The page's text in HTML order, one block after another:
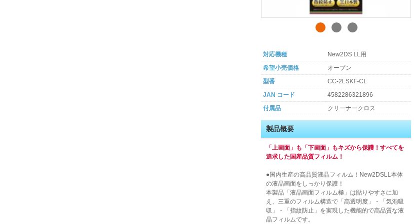
対応機種
New2DS LL用
希望小売価格
オープン
型番
CC-2LSKF-CL
JAN コード
4582286321896
付属品
クリーナークロス
製品概要
「上画面」も「下画面」もキズから保護！すべてを
追求した国産品質フィルム！
●国内生産の高品質液晶フィルム！New2DSLL本体
の液晶画面をしっかり保護！
本製品「液晶画面フィルム極」は貼りやすさに加
え、三重のフィルム構造で「高透明度」・「気泡吸
収」・「指紋防止」を実現した機能的で高品質な液
晶フィルムです。